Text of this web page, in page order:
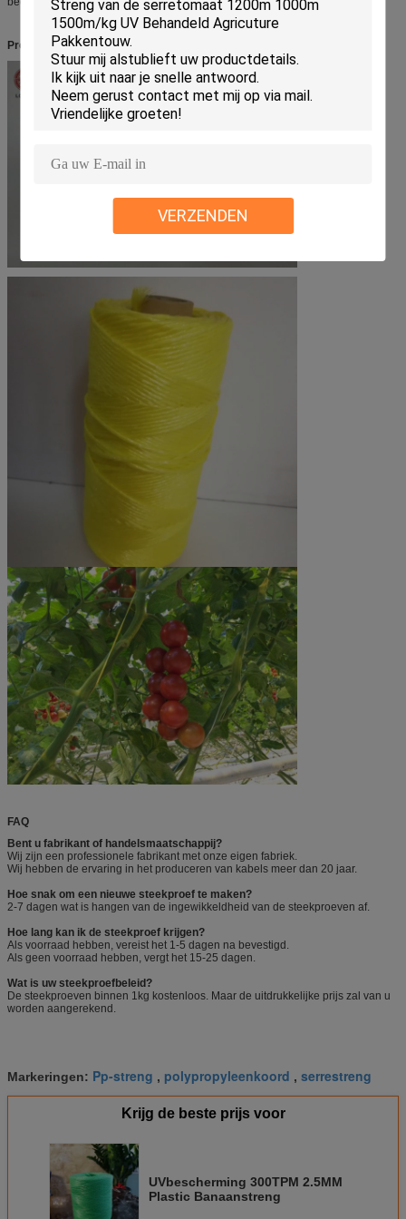
VERZENDEN
Productbeeld:
FAQ
Bent u fabrikant of handelsmaatschappij?
Wij zijn een professionele fabrikant met onze eigen fabriek.
Wij hebben de ervaring in het produceren van kabels meer dan 20 jaar.
Hoe snak om een nieuwe steekproef te maken?
2-7 dagen wat is hangen van de ingewikkeldheid van de steekproeven af.
Hoe lang kan ik de steekproef krijgen?
Als voorraad hebben, vereist het 1-5 dagen na bevestigd.
Als geen voorraad hebben, vergt het 15-25 dagen.
Wat is uw steekproefbeleid?
De steekproeven binnen 1kg kostenloos. Maar de uitdrukkelijke prijs zal van u
worden aangerekend.
Markeringen: Pp-streng , polypropyleenkoord , serrestreng
Krijg de beste prijs voor
UVbescherming 300TPM 2.5MM
Plastic Banaanstreng